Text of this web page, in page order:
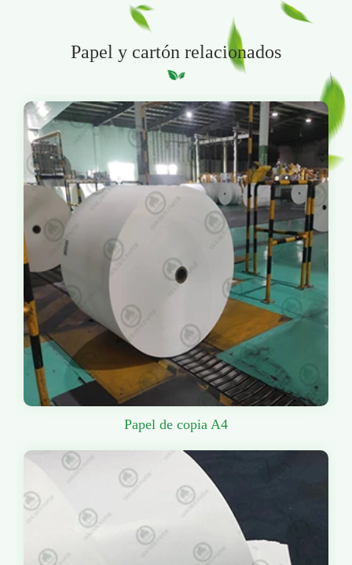
Papel y cartón relacionados
Papel de copia A4